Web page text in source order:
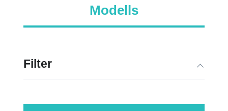
Modells
Filter